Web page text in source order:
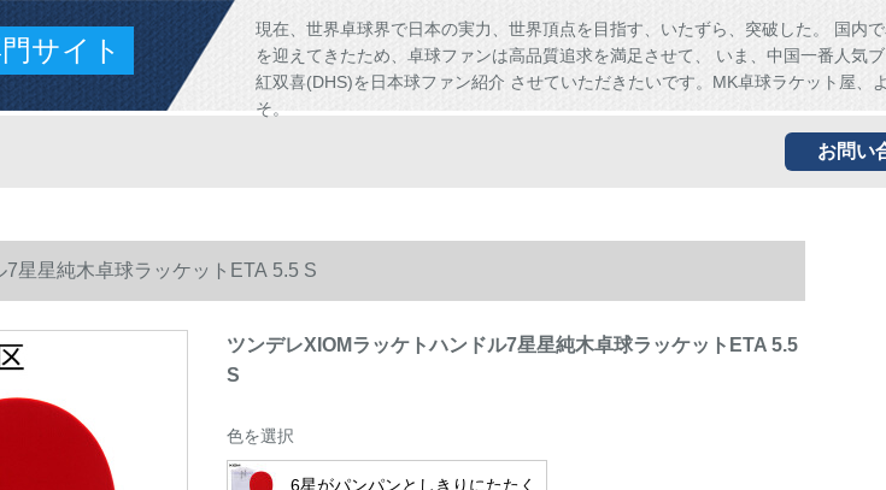
サイト
現在、世界卓球界で日本の実力、世界頂点を目指す、いたずら、突破した。 国内
を迎えてきたため、卓球ファンは高品質追求を満足させて、 いま、中国一番人気
紅双喜(DHS)を日本球ファン紹介 させていただきたいです。MK卓球ラケット屋、
そ。
お問い
星星純木卓球ラッケットETA 5.5 S
ツンデレXIOMラッケトハンドル7星星純木卓球ラッケットETA 5.5
S
色を選択
6星がパンパンとしきりにたたく